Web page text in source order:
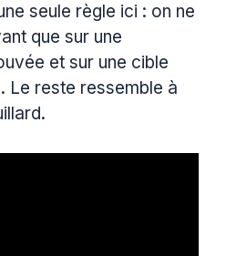
seule règle ici : on ne
que sur une
et sur une cible
Le reste ressemble à